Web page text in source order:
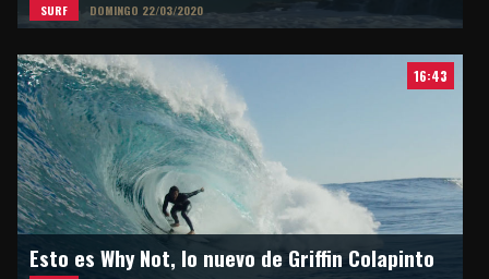
SURF DOMINGO 22/03/2020
16:43
Esto es Why Not, lo nuevo de Griffin Colapinto